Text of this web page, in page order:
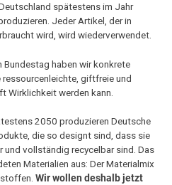
spätestens im Jahr
Jeder Artikel, der in
wird, wird wiederverwendet.
Bundestag haben wir konkrete
giftfreie und
Wirklichkeit werden kann.
2050 produzieren Deutsche
die so designt sind, dass sie
und vollständig recycelbar sind. Das
Materialien aus: Der Materialmix
Wir wollen deshalb jetzt